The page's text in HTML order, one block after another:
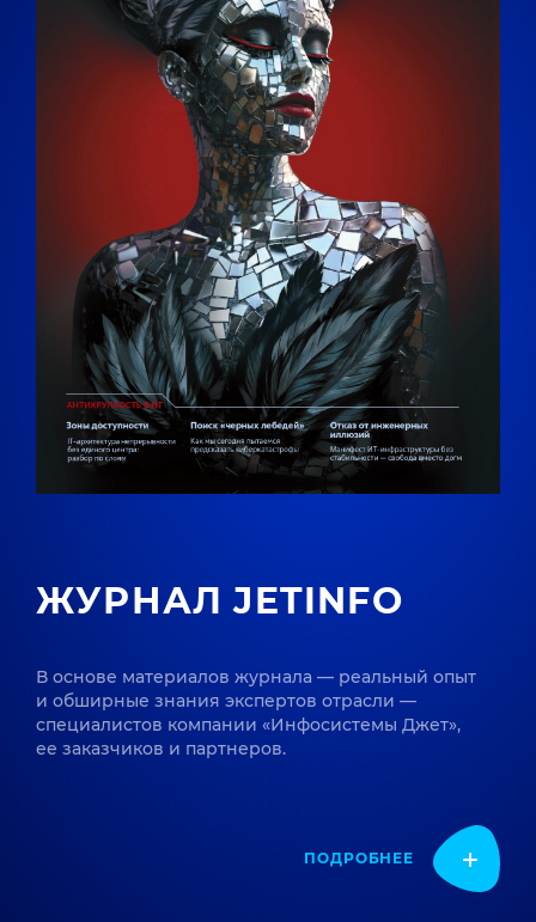
ЖУРНАЛ JETINFO
В основе материалов журнала — реальный опыт
и обширные знания экспертов отрасли —
специалистов компании «Инфосистемы Джет»,
ее заказчиков и партнеров.
ПОДРОБНЕЕ